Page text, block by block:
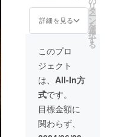
SPカー
テン
4mm・
サイン
入り／
永島真
之介・
影山怜
雄・明
日香
翔・池
田明日
香・成
瀬広
都・飯
塚シオ
詳細を見る
リ
タ
ー
ン
を
選
択
す
る
このプロ
ジェクト
は、 All-In方
式です。
目標金額に
関わらず、